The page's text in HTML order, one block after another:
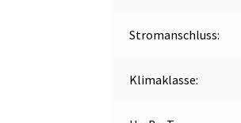
Stromanschluss:
Klimaklasse: